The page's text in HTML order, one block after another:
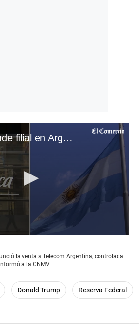
Telefónica vende filial en Argentina
la venta a Telecom Argentina, controlada
a la CNMV.
Donald Trump Reserva Federal